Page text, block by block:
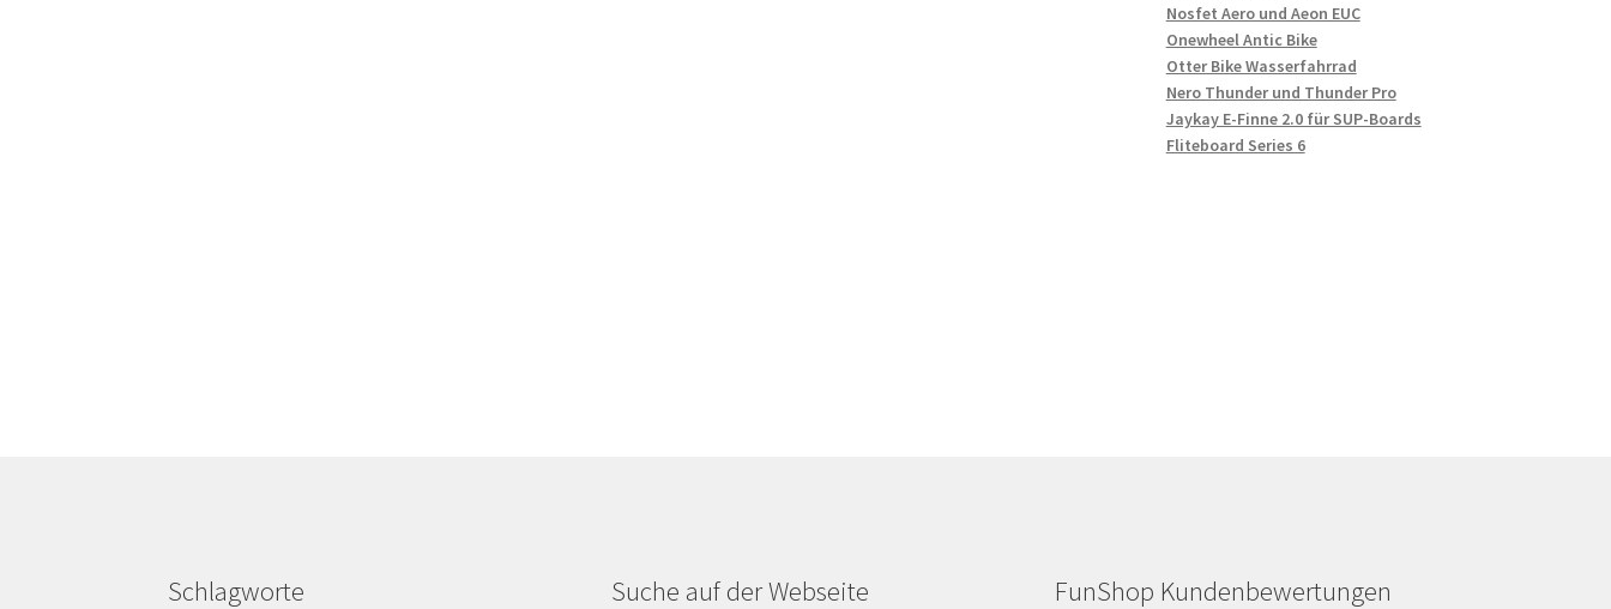
Nosfet Aero und Aeon EUC
Onewheel Antic Bike
Otter Bike Wasserfahrrad
Nero Thunder und Thunder Pro
Jaykay E-Finne 2.0 für SUP-Boards
Fliteboard Series 6
Schlagworte Suche auf der Webseite FunShop Kundenbewertungen